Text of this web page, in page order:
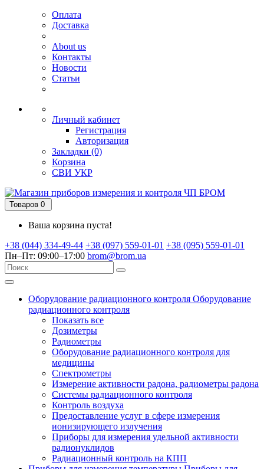
Оплата
Доставка
About us
Контакты
Новости
Статьи
Личный кабинет
Регистрация
Авторизация
Закладки (0)
Корзина
СВИ УКР
Товаров 0
Ваша корзина пуста!
+38 (044) 334-49-44 +38 (097) 559-01-01 +38 (095) 559-01-01
Пн–Пт: 09:00–17:00 brom@brom.ua
Оборудование радиационного контроля Оборудование
радиационного контроля
Показать все
Дозиметры
Радиометры
Оборудование радиационного контроля для
медицины
Спектрометры
Измерение активности радона, радиометры радона
Системы радиационного контроля
Контроль воздуха
Предоставление услуг в сфере измерения
ионизирующего излучения
Приборы для измерения удельной активности
радионуклидов
Радиационный контроль на КПП